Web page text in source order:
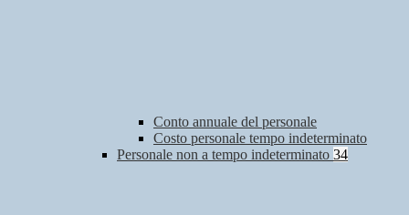
Conto annuale del personale
Costo personale tempo indeterminato
Personale non a tempo indeterminato 34